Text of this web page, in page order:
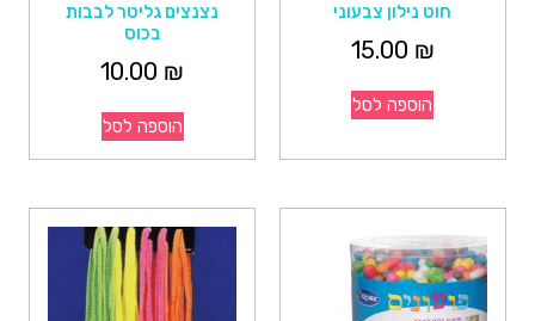
חוט נילון צבעוני
15.00 ₪
הוספה לסל
נצנצים גליטר לבבות
בכוס
10.00 ₪
הוספה לסל